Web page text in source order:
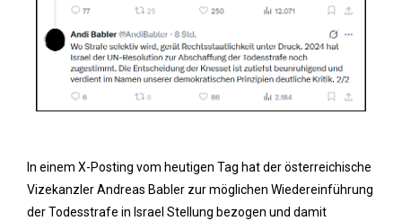
In einem X-Posting vom heutigen Tag hat der österreichische
Vizekanzler Andreas Babler zur möglichen Wiedereinführung
der Todesstrafe in Israel Stellung bezogen und damit